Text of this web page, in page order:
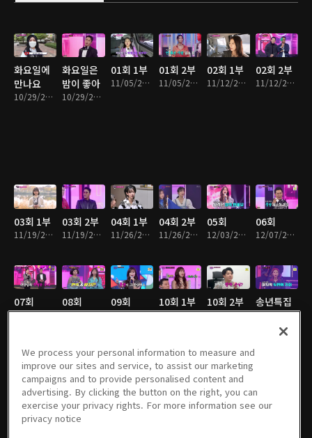
화요일에
만나요
10/29/2021 • 14분
화요일은
밤이 좋아
10/29/2021 • 1시간 36분
01회 1부
11/05/2021 • 15분
01회 2부
11/05/2021 • 1시간 43분
02회 1부
11/12/2021 • 17분
02회 2부
11/12/2021 • 1시간 34분
03회 1부
11/19/2021 • 13분
03회 2부
11/19/2021 • 1시간 34분
04회 1부
11/26/2021 • 15분
04회 2부
11/26/2021 • 1시간 43분
05회
12/03/2021 • 1시간 59분
06회
12/07/2021 • 1시간 50분
07회
12/10/2021 • 2시간 2분
08회
12/14/2021 • 2시간 4분
09회
12/21/2021 • 1시간 59분
10회 1부
12/28/2021 • 24분
10회 2부
12/29/2021 • 1시간 41분
송년특집
12/31/2021 • 2시간 1분
11회
01/04/2022 • 2시간 6분
12회
01/11/2022 • 1시간 57분
13회
01/18/2022 • 1시간 56분
14회
01/25/2022 • 1시간 50분
설 특집 1
부
01/31/2022 • 1시간 37분
부
We process your personal information to measure and
improve our sites and service, to assist our marketing
campaigns and to provide personalised content and
advertising. By clicking the button on the right, you can
exercise your privacy rights. For more information see our
privacy notice